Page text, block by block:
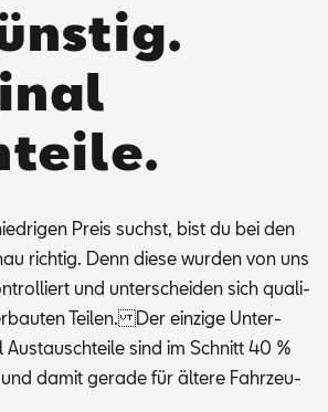
Preis suchst, bist du bei den
rich­tig. Denn die­se wur­den von uns
und un­ter­schei­den sich qua­li­
Tei­len. Der ein­zi­ge Un­ter­
Aus­tausch­tei­le sind im Schnitt 40 %
und da­mit ge­ra­de für äl­te­re Fahr­zeu­